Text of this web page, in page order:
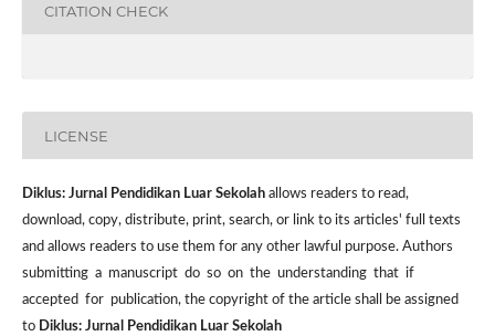
CITATION CHECK
LICENSE
Diklus: Jurnal Pendidikan Luar Sekolah allows readers to read,
download, copy, distribute, print, search, or link to its articles' full texts
and allows readers to use them for any other lawful purpose. Authors
submitting a manuscript do so on the understanding that if
accepted for publication, the copyright of the article shall be assigned
to Diklus: Jurnal Pendidikan Luar Sekolah